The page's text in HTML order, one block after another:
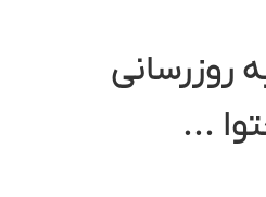
روزرسانی
...